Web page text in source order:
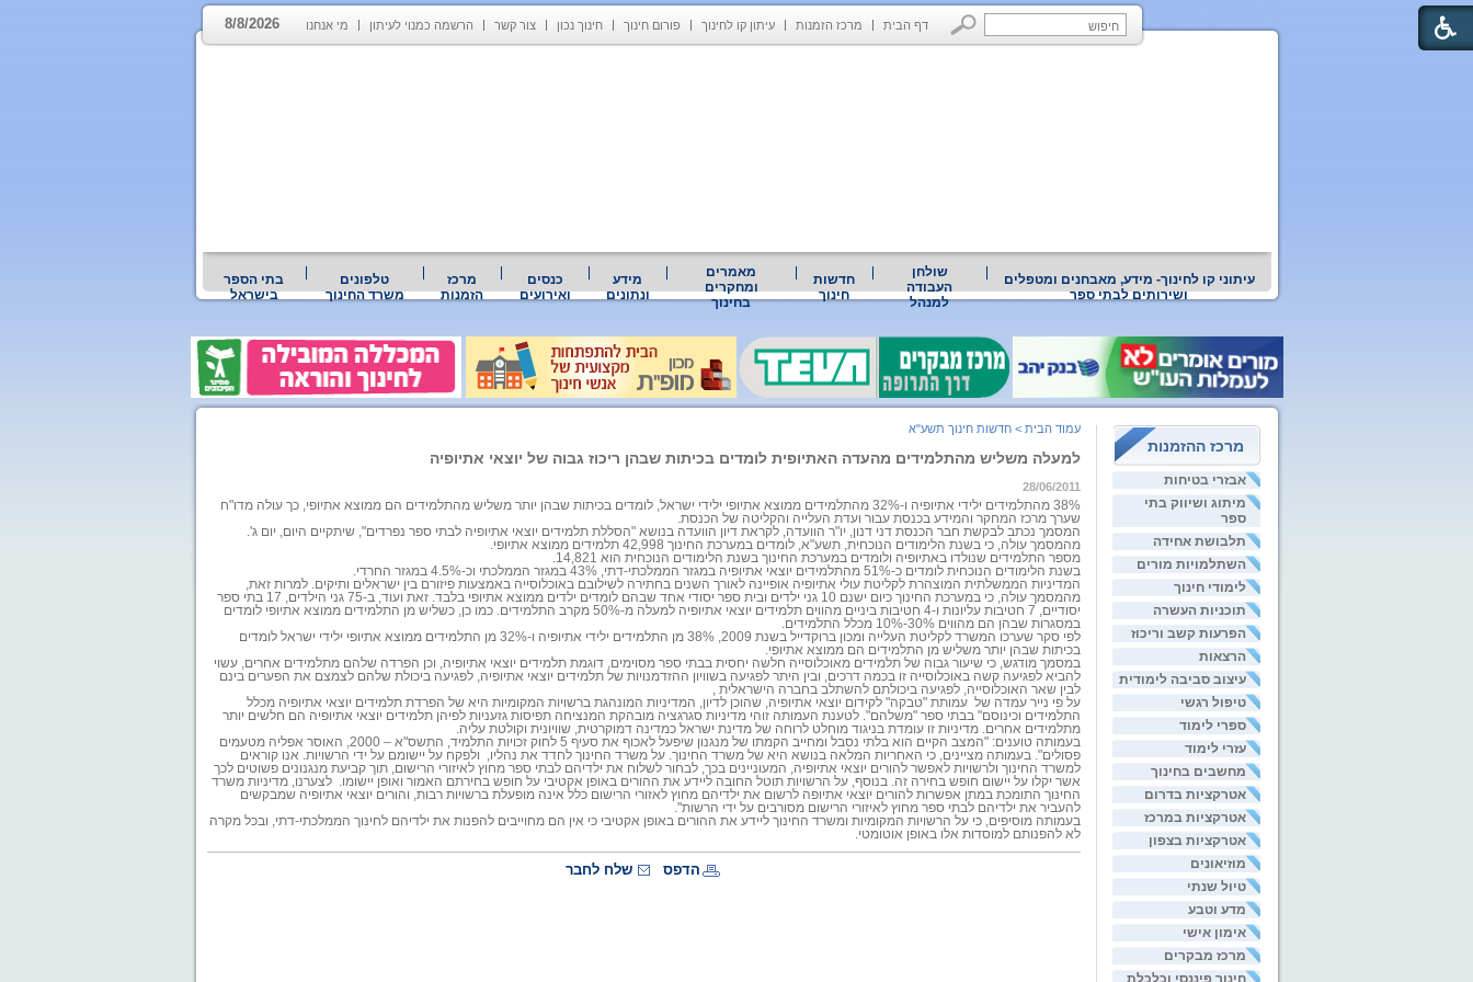
דף הבית מרכז הזמנות עיתון קו לחינוך פורום חינוך חינוך נכון צור קשר הרשמה כמנוי לעיתון מי אנחנו 8/8/2026
עיתוני קו לחינוך- מידע, מאבחנים ומטפלים
ושירותים לבתי ספר
שולחן
העבודה
למנהל
חדשות
חינוך
מאמרים
ומחקרים
בחינוך
מידע
ונתונים
כנסים
ואירועים
מרכז
הזמנות
טלפונים
משרד החינוך
בתי הספר
בישראל
מרכז ההזמנות
אבזרי בטיחות
מיתוג ושיווק בתי
ספר
תלבושת אחידה
השתלמויות מורים
לימודי חינוך
תוכניות העשרה
הפרעות קשב וריכוז
הרצאות
עיצוב סביבה לימודית
טיפול רגשי
ספרי לימוד
עזרי לימוד
מחשבים בחינוך
אטרקציות בדרום
אטרקציות במרכז
אטרקציות בצפון
מוזיאונים
טיול שנתי
מדע וטבע
אימון אישי
מרכז מבקרים
חינוך פיננסי וכלכלת
עמוד הבית > חדשות חינוך תשע"א
למעלה משליש מהתלמידים מהעדה האתיופית לומדים בכיתות שבהן ריכוז גבוה של יוצאי אתיופיה
28/06/2011
38% מהתלמידים ילידי אתיופיה ו-32% מהתלמידים ממוצא אתיופי ילידי ישראל, לומדים בכיתות שבהן יותר משליש מהתלמידים הם ממוצא אתיופי, כך עולה מדו"ח
שערך מרכז המחקר והמידע בכנסת עבור ועדת העלייה והקליטה של הכנסת.
המסמך נכתב לבקשת חבר הכנסת דני דנון, יו"ר הוועדה, לקראת דיון הוועדה בנושא "הסללת תלמידים יוצאי אתיופיה לבתי ספר נפרדים", שיתקיים היום, יום ג'.
מהמסמך עולה, כי בשנת הלימודים הנוכחית, תשע"א, לומדים במערכת החינוך 42,998 תלמידים ממוצא אתיופי.
מספר התלמידים שנולדו באתיופיה ולומדים במערכת החינוך בשנת הלימודים הנוכחית הוא 14,821.
בשנת הלימודים הנוכחית לומדים כ-51% מהתלמידים יוצאי אתיופיה במגזר הממלכתי-דתי, 43% במגזר הממלכתי וכ-4.5% במגזר החרדי.
המדיניות הממשלתית המוצהרת לקליטת עולי אתיופיה אופיינה לאורך השנים בחתירה לשילובם באוכלוסייה באמצעות פיזורם בין ישראלים ותיקים. למרות זאת,
מהמסמך עולה, כי במערכת החינוך כיום ישנם 10 גני ילדים ובית ספר יסודי אחד שבהם לומדים ילדים ממוצא אתיופי בלבד. זאת ועוד, ב-75 גני הילדים, 17 בתי ספר
יסודיים, 7 חטיבות עליונות ו-4 חטיבות ביניים מהווים תלמידים יוצאי אתיופיה למעלה מ-50% מקרב התלמידים. כמו כן, כשליש מן התלמידים ממוצא אתיופי לומדים
במסגרות שבהן הם מהווים 30%-10% מכלל התלמידים.
לפי סקר שערכו המשרד לקליטת העלייה ומכון ברוקדייל בשנת 2009, 38% מן התלמידים ילידי אתיופיה ו-32% מן התלמידים ממוצא אתיופי ילידי ישראל לומדים
בכיתות שבהן יותר משליש מן התלמידים הם ממוצא אתיופי.
במסמך מודגש, כי שיעור גבוה של תלמידים מאוכלוסייה חלשה יחסית בבתי ספר מסוימים, דוגמת תלמידים יוצאי אתיופיה, וכן הפרדה שלהם מתלמידים אחרים, עשוי
להביא לפגיעה קשה באוכלוסייה זו בכמה דרכים, ובין היתר לפגיעה בשוויון ההזדמנויות של תלמידים יוצאי אתיופיה, לפגיעה ביכולת שלהם לצמצם את הפערים בינם
לבין שאר האוכלוסייה, לפגיעה ביכולתם להשתלב בחברה הישראלית ,
על פי נייר עמדה של עמותת "טבקה" לקידום יוצאי אתיופיה, שהוכן לדיון, המדיניות המונהגת ברשויות המקומיות היא של הפרדת תלמידים יוצאי אתיופיה מכלל
התלמידים וכינוסם" בבתי ספר "משלהם". לטענת העמותה זוהי מדיניות סגרגציה מובהקת המנציחה תפיסות גזעניות לפיהן תלמידים יוצאי אתיופיה הם חלשים יותר
מתלמידים אחרים. מדיניות זו עומדת בניגוד מוחלט לרוחה של מדינת ישראל כמדינה דמוקרטית, שוויונית וקולטת עליה.
בעמותה טוענים: "המצב הקיים הוא בלתי נסבל ומחייב הקמתו של מנגנון שיפעל לאכוף את סעיף 5 לחוק זכויות התלמיד, התשס"א – 2000, האוסר אפליה מטעמים
פסולים". בעמותה מציינים, כי האחריות המלאה בנושא היא של משרד החינוך. על משרד החינוך לחדד את נהליו, ולפקח על יישומם על ידי הרשויות. אנו קוראים
למשרד החינוך ולרשויות לאפשר להורים יוצאי אתיופיה, המעוניינים בכך, לבחור לשלוח את ילדיהם לבתי ספר מחוץ לאיזורי הרישום, תוך קביעת מנגנונים פשוטים לכך
אשר יקלו על יישום חופש בחירה זה. בנוסף, על הרשויות תוטל החובה ליידע את ההורים באופן אקטיבי על חופש בחירתם האמור ואופן יישומו. לצערנו, מדיניות משרד
החינוך התומכת במתן אפשרות להורים יוצאי אתיופה לרשום את ילדיהם מחוץ לאזורי הרישום כלל אינה מופעלת ברשויות רבות, והורים יוצאי אתיופיה שמבקשים
להעביר את ילדיהם לבתי ספר מחוץ לאיזורי הרישום מסורבים על ידי הרשות".
בעמותה מוסיפים, כי על הרשויות המקומיות ומשרד החינוך ליידע את ההורים באופן אקטיבי כי אין הם מחוייבים להפנות את ילדיהם לחינוך הממלכתי-דתי, ובכל מקרה
לא להפנותם למוסדות אלו באופן אוטומטי.
הדפס שלח לחבר